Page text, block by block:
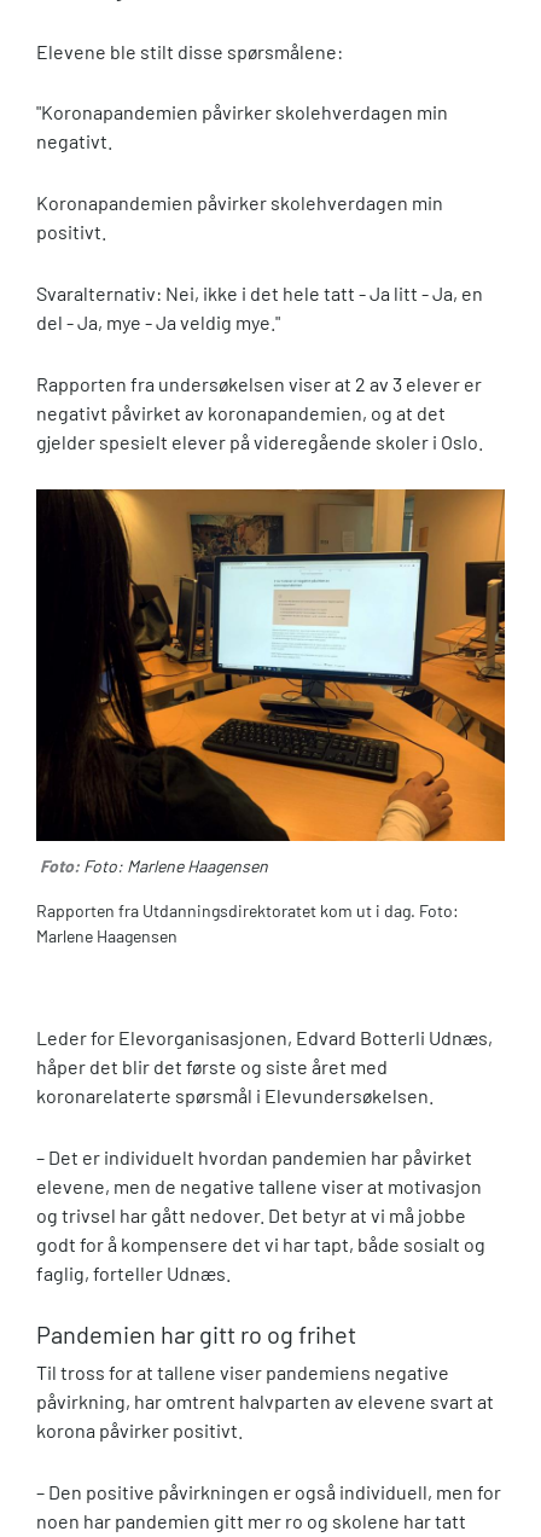
Elevene ble stilt disse spørsmålene:
"Koronapandemien påvirker skolehverdagen min
negativt.
Koronapandemien påvirker skolehverdagen min
positivt.
Svaralternativ: Nei, ikke i det hele tatt - Ja litt - Ja, en
del - Ja, mye - Ja veldig mye."
Rapporten fra undersøkelsen viser at 2 av 3 elever er
negativt påvirket av koronapandemien, og at det
gjelder spesielt elever på videregående skoler i Oslo.
Foto: Foto: Marlene Haagensen
Rapporten fra Utdanningsdirektoratet kom ut i dag. Foto:
Marlene Haagensen
Leder for Elevorganisasjonen, Edvard Botterli Udnæs,
håper det blir det første og siste året med
koronarelaterte spørsmål i Elevundersøkelsen.
– Det er individuelt hvordan pandemien har påvirket
elevene, men de negative tallene viser at motivasjon
og trivsel har gått nedover. Det betyr at vi må jobbe
godt for å kompensere det vi har tapt, både sosialt og
faglig, forteller Udnæs.
Pandemien har gitt ro og frihet
Til tross for at tallene viser pandemiens negative
påvirkning, har omtrent halvparten av elevene svart at
korona påvirker positivt.
– Den positive påvirkningen er også individuell, men for
noen har pandemien gitt mer ro og skolene har tatt